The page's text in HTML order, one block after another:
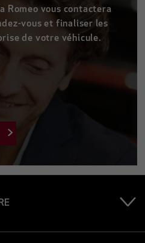
Romeo vous contactera
vous et finaliser les
de votre véhicule.